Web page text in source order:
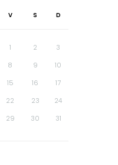
V S D
1 2
3
8 9
10
15 16
17
22 23
24
29 30 31